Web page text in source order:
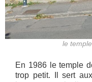
le
En 1986 le temple
trop petit. Il sert